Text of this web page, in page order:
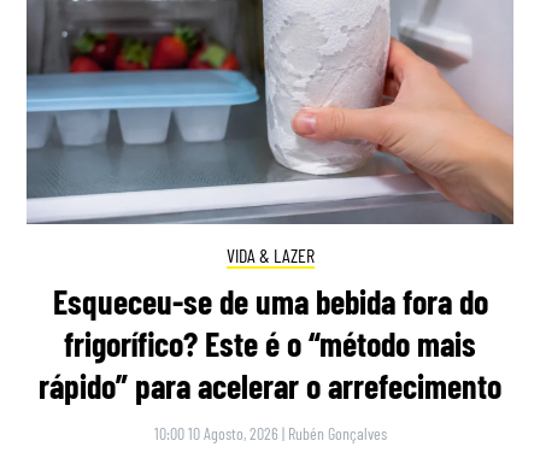
VIDA & LAZER
Esqueceu-se de uma bebida fora do
frigorífico? Este é o “método mais
rápido” para acelerar o arrefecimento
10:00 10 Agosto, 2026 | Rubén Gonçalves